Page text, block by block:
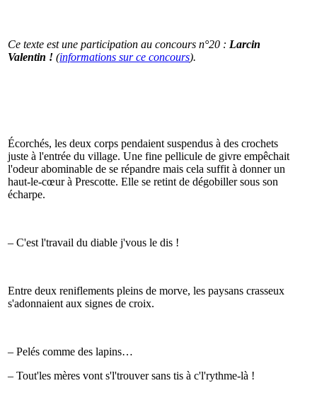
Ce texte est une participation au concours n°20 : Larcin
Valentin ! (informations sur ce concours).
Écorchés, les deux corps pendaient suspendus à des crochets
juste à l'entrée du village. Une fine pellicule de givre empêchait
l'odeur abominable de se répandre mais cela suffit à donner un
haut-le-cœur à Prescotte. Elle se retint de dégobiller sous son
écharpe.
– C'est l'travail du diable j'vous le dis !
Entre deux reniflements pleins de morve, les paysans crasseux
s'adonnaient aux signes de croix.
– Pelés comme des lapins…
– Tout'les mères vont s'l'trouver sans tis à c'l'rythme-là !